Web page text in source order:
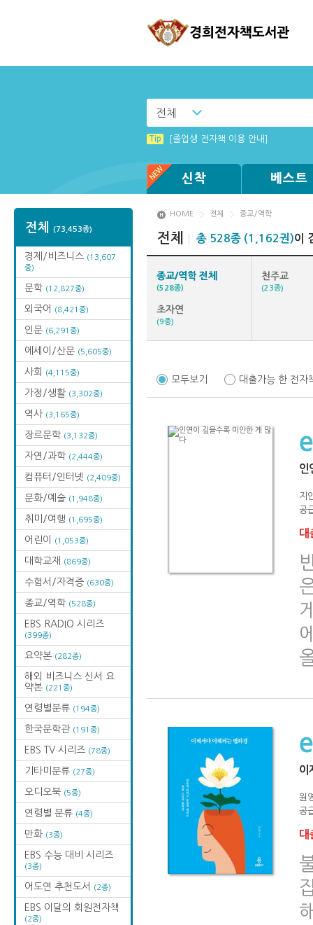
전체
Tip [졸업생 전자책 이용 안내]
신착 베스트
전체 (73,453종)
경제/비즈니스 (13,607
종)
문학 (12,827종)
외국어 (8,421종)
인문 (6,291종)
에세이/산문 (5,605종)
사회 (4,115종)
가정/생활 (3,302종)
역사 (3,165종)
장르문학 (3,132종)
자연/과학 (2,444종)
컴퓨터/인터넷 (2,409종)
문화/예술 (1,948종)
취미/여행 (1,695종)
어린이 (1,053종)
대학교재 (869종)
수험서/자격증 (630종)
종교/역학 (528종)
EBS RADIO 시리즈
(399종)
요약본 (282종)
해외 비즈니스 신서 요
약본 (221종)
연령별분류 (194종)
한국문학관 (191종)
EBS TV 시리즈 (78종)
기타미분류 (27종)
오디오북 (5종)
연령별 분류 (4종)
만화 (3종)
EBS 수능 대비 시리즈
(3종)
어도연 추천도서 (2종)
EBS 이달의 회원전자책
(2종)
HOME 전체 종교/역학
전체 총 528종 (1,162권)이
종교/역학 전체
(528종)
천주교
(23종)
초자연
(9종)
모두보기 대출가능 한 전자
인
지
공
대
이
원
공
대